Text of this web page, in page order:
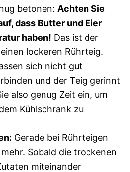
betonen: Achten Sie
dass Butter und Eier
haben! Das ist der
lockeren Rührteig.
sich nicht gut
und der Teig gerinnt
also genug Zeit ein, um
Kühlschrank zu
Gerade bei Rührteigen
Sobald die trockenen
miteinander